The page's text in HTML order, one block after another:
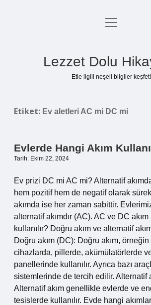
Anasayfa
menüyü
Lezzet Dolu
Etle ilgili neşeli bilgiler keşfet!
Etiket: Ev aletleri AC mi DC mi
Evlerde Hangi Akım
Tarih: Ekim 22, 2024
Ev prizi DC mi AC mi? Alternatif
hem pozitif hem de negatif olarak
akımda ise her zaman sabittir.
alternatif akımdır (AC). AC ve DC
kullanılır? Doğru akım ve alternatif
Doğru akım (DC): Doğru akım,
cihazlarda, pillerde, akümülatörlerde
panellerinde kullanılır. Ayrıca bazı
sistemlerinde de tercih edilir. Alternatif
Alternatif akım genellikle evlerde ve
tesislerde kullanılır. Evde hangi